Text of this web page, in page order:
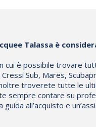
Talassa è
cui è possibile trovare
Sub, Mares,
troverete tutte le
sempre contare su
all’acquisto e